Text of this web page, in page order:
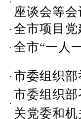
座谈会等
全市项目
全市“一人
市委组织
市委组织
关党委和